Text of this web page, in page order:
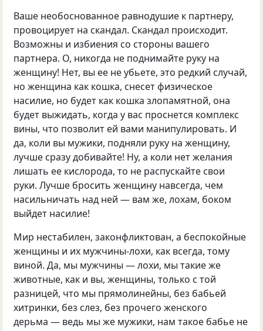
Ваше необоснованное равнодушие к партнеру,
провоцирует на скандал. Скандал происходит.
Возможны и избиения со стороны вашего
партнера. О, никогда не поднимайте руку на
женщину! Нет, вы ее не убьете, это редкий случай,
но женщина как кошка, снесет физическое
насилие, но будет как кошка злопамятной, она
будет выжидать, когда у вас проснется комплекс
вины, что позволит ей вами манипулировать. И
да, коли вы мужики, подняли руку на женщину,
лучше сразу добивайте! Ну, а коли нет желания
лишать ее кислорода, то не распускайте свои
руки. Лучше бросить женщину навсегда, чем
насильничать над ней — вам же, лохам, боком
выйдет насилие!
Мир нестабилен, законфликтован, а беспокойные
женщины и их мужчины-лохи, как всегда, тому
виной. Да, мы мужчины — лохи, мы такие же
животные, как и вы, женщины, только с той
разницей, что мы прямолинейны, без бабьей
хитринки, без слез, без прочего женского
дерьма — ведь мы же мужики, нам такое бабье не